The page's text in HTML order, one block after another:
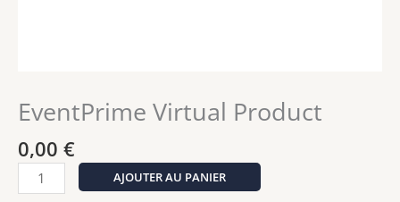
EventPrime Virtual Product
0,00 €
quantité
de
AJOUTER AU PANIER